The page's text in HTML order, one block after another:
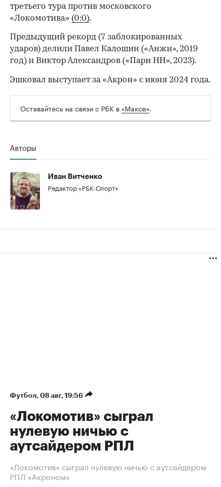
третьего тура против московского
«Локомотива» (0:0).
Предыдущий рекорд (7 заблокированных
ударов) делили Павел Калошин («Анжи», 2019
год) и Виктор Александров («Пари НН», 2023).
00:00 / 00:00
Эшковал выступает за «Акрон» с июня 2024 года.
Оставайтесь на связи с РБК в «Максе».
Авторы
Иван Витченко
Редактор «РБК-Спорт»
Футбол⁠, 08 авг, 19:56
«Локомотив» сыграл
нулевую ничью с
аутсайдером РПЛ
«Локомотив» сыграл нулевую ничью с аутсайдером
РПЛ «Акроном»